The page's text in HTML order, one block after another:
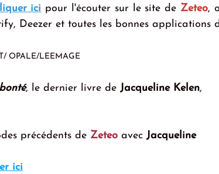
ici pour l'écouter sur le site de Zeteo,
Deezer et toutes les bonnes applications
OPALE/LEEMAGE
, le dernier livre de Jacqueline Kelen,
précédents de Zeteo avec Jacqueline
ici